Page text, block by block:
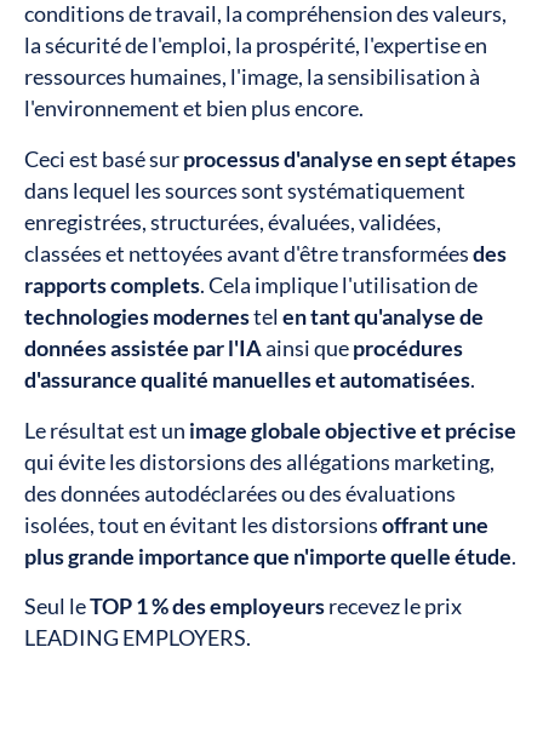
conditions de travail, la compréhension des valeurs,
la sécurité de l'emploi, la prospérité, l'expertise en
ressources humaines, l'image, la sensibilisation à
l'environnement et bien plus encore.
Ceci est basé surprocessus d'analyse en sept étapes
dans lequel les sources sont systématiquement
enregistrées, structurées, évaluées, validées,
classées et nettoyées avant d'être transforméesdes
rapports complets. Cela implique l'utilisation de
technologies modernestel en tant qu'analyse de
données assistée par l'IAainsi queprocédures
d'assurance qualité manuelles et automatisées.
Le résultat est un image globale objective et précise
qui évite les distorsions des allégations marketing,
des données autodéclarées ou des évaluations
isolées, tout en évitant les distorsionsoffrant une
plus grande importance que n'importe quelle étude.
Seul leTOP 1 % des employeursrecevez le prix
LEADING EMPLOYERS.